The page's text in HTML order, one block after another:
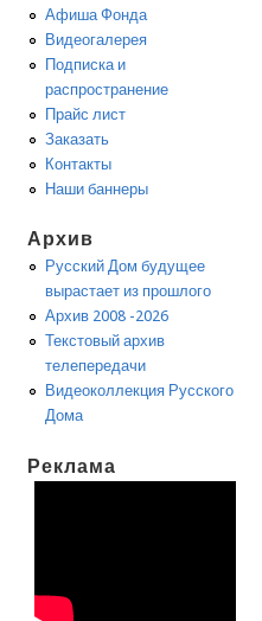
Афиша Фонда
Видеогалерея
Подписка и
распространение
Прайс лист
Заказать
Контакты
Наши баннеры
Архив
Русский Дом будущее
вырастает из прошлого
Архив 2008 -2026
Текстовый архив
телепередачи
Видеоколлекция Русского
Дома
Реклама